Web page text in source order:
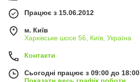
Працює з 15.06.2012
м. Київ
Харківське шосе 56, Київ, Україна
Контакти
Сьогодні працює з 09:00 до 18:00